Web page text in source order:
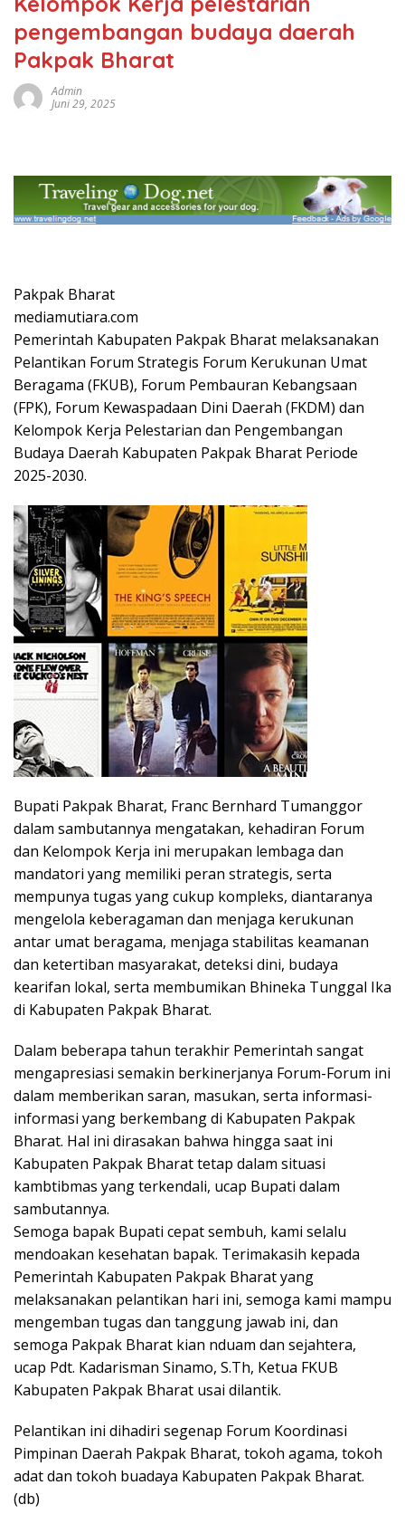
pengembangan budaya daerah
Pakpak Bharat
Admin
Juni 29, 2025
Pakpak Bharat
mediamutiara.com
Pemerintah Kabupaten Pakpak Bharat melaksanakan
Pelantikan Forum Strategis Forum Kerukunan Umat
Beragama (FKUB), Forum Pembauran Kebangsaan
(FPK), Forum Kewaspadaan Dini Daerah (FKDM) dan
Kelompok Kerja Pelestarian dan Pengembangan
Budaya Daerah Kabupaten Pakpak Bharat Periode
2025-2030.
Bupati Pakpak Bharat, Franc Bernhard Tumanggor
dalam sambutannya mengatakan, kehadiran Forum
dan Kelompok Kerja ini merupakan lembaga dan
mandatori yang memiliki peran strategis, serta
mempunya tugas yang cukup kompleks, diantaranya
mengelola keberagaman dan menjaga kerukunan
antar umat beragama, menjaga stabilitas keamanan
dan ketertiban masyarakat, deteksi dini, budaya
kearifan lokal, serta membumikan Bhineka Tunggal Ika
di Kabupaten Pakpak Bharat.
Dalam beberapa tahun terakhir Pemerintah sangat
mengapresiasi semakin berkinerjanya Forum-Forum ini
dalam memberikan saran, masukan, serta informasi-
informasi yang berkembang di Kabupaten Pakpak
Bharat. Hal ini dirasakan bahwa hingga saat ini
Kabupaten Pakpak Bharat tetap dalam situasi
kambtibmas yang terkendali, ucap Bupati dalam
sambutannya.
Semoga bapak Bupati cepat sembuh, kami selalu
mendoakan kesehatan bapak. Terimakasih kepada
Pemerintah Kabupaten Pakpak Bharat yang
melaksanakan pelantikan hari ini, semoga kami mampu
mengemban tugas dan tanggung jawab ini, dan
semoga Pakpak Bharat kian nduam dan sejahtera,
ucap Pdt. Kadarisman Sinamo, S.Th, Ketua FKUB
Kabupaten Pakpak Bharat usai dilantik.
Pelantikan ini dihadiri segenap Forum Koordinasi
Pimpinan Daerah Pakpak Bharat, tokoh agama, tokoh
adat dan tokoh buadaya Kabupaten Pakpak Bharat.
(db)